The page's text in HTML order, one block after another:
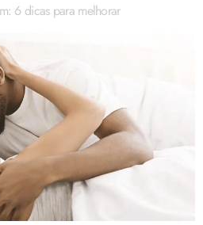
6 dicas para melhorar